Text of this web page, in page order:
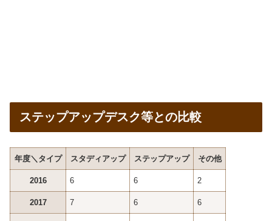
ステップアップデスク等との比較
年度＼タイプ スタディアップ ステップアップ その他
2016 6 6 2
2017 7 6 6